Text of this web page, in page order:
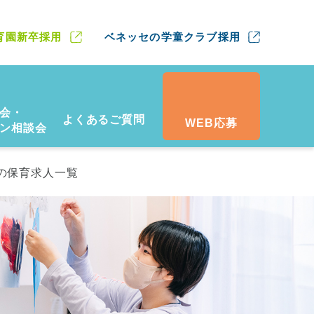
園新卒採用 ベネッセの学童クラブ採用
・
相談会
よくあるご質問 WEB応募
保育求人一覧